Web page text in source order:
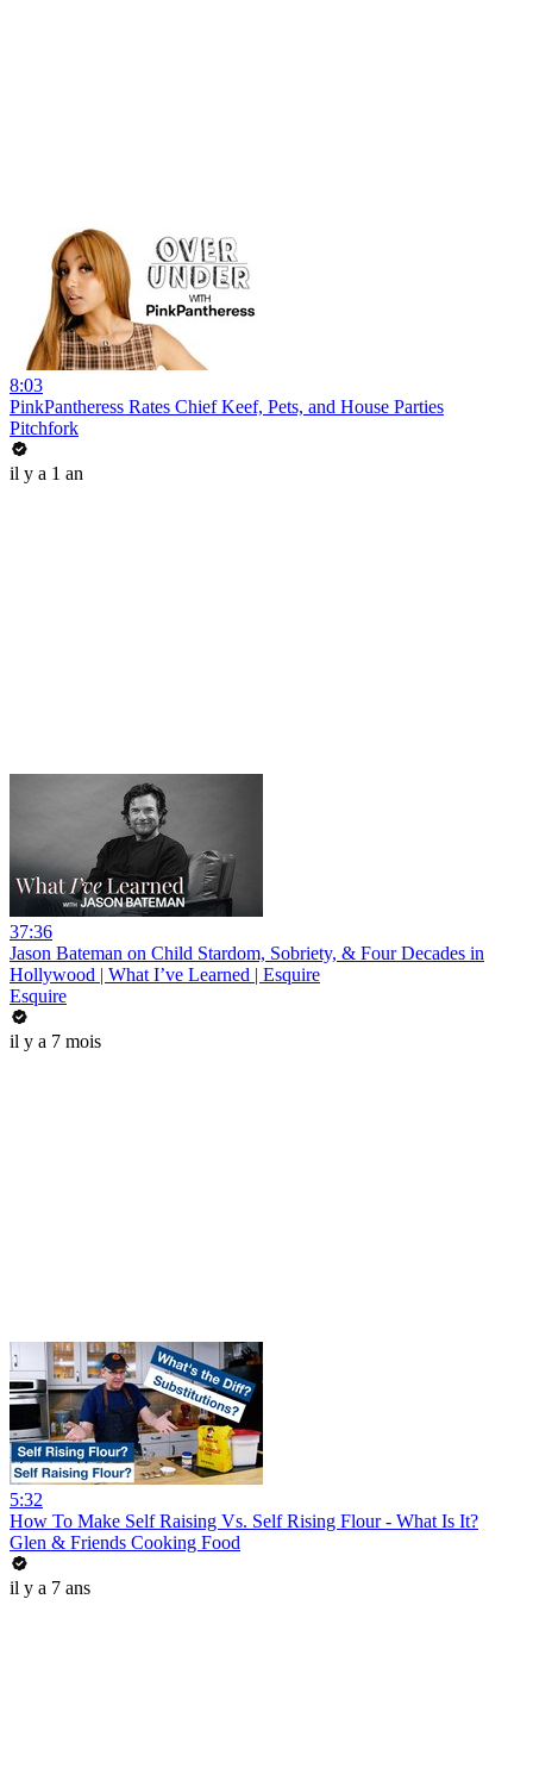
8:03
PinkPantheress Rates Chief Keef, Pets, and House Parties
Pitchfork
il y a 1 an
37:36
Jason Bateman on Child Stardom, Sobriety, & Four Decades in
Hollywood | What I’ve Learned | Esquire
Esquire
il y a 7 mois
5:32
How To Make Self Raising Vs. Self Rising Flour - What Is It?
Glen & Friends Cooking Food
il y a 7 ans